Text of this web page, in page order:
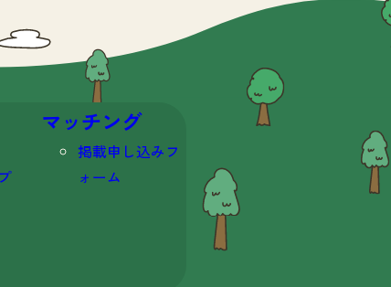
マッチング
掲載申し込みフ
ォーム